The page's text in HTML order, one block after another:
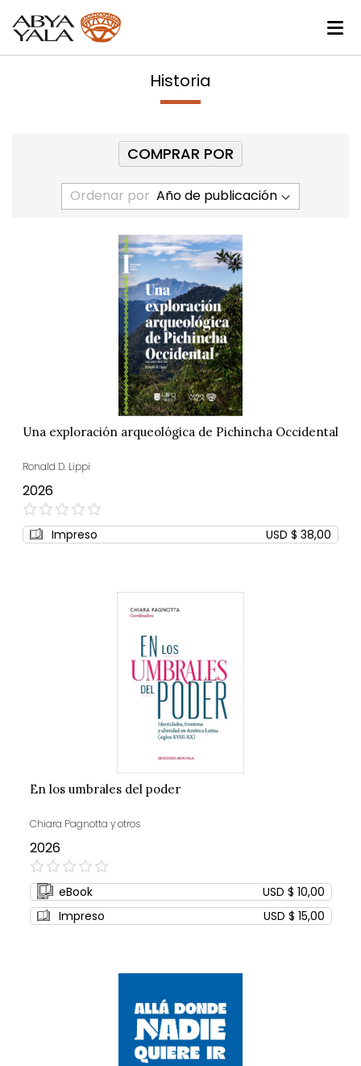
Historia
Ordenar por
Una exploración arqueológica de Pichincha Occidental
Ronald D. Lippi
2026
0%
Impreso USD $ 38,00
En los umbrales del poder
Chiara Pagnotta y otros
2026
0%
eBook
USD $ 10,00
Impreso
USD $ 15,00
COMPRAR POR